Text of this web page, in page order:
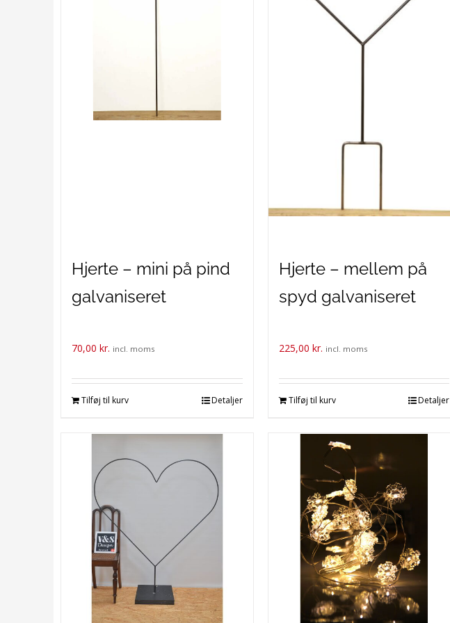
Hjerte – mini på pind
galvaniseret
70,00 kr. incl. moms
Tilføj til kurv Detaljer
Hjerte – mellem på
spyd galvaniseret
225,00 kr. incl. moms
Tilføj til kurv Detaljer